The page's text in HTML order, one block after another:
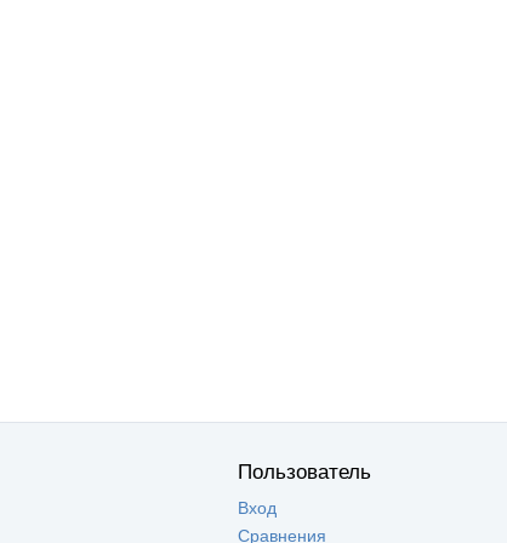
Пользователь
Вход
Сравнения